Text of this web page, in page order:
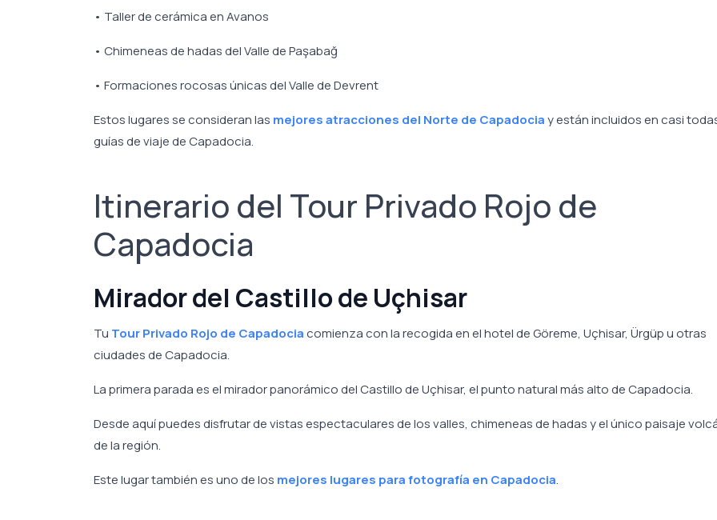
• Taller de cerámica en Avanos
• Chimeneas de hadas del Valle de Paşabağ
• Formaciones rocosas únicas del Valle de Devrent
Estos lugares se consideran las mejores atracciones del Norte de Capadociay están incluidos en casi
guías de viaje de Capadocia.
Itinerario del Tour Privado Rojo de
Capadocia
Mirador del Castillo de Uçhisar
Tu Tour Privado Rojo de Capadociacomienza con la recogida en el hotel de Göreme, Uçhisar, Ürgüp u otras
ciudades de Capadocia.
La primera parada es el mirador panorámico del Castillo de Uçhisar, el punto natural más alto de Capadocia.
Desde aquí puedes disfrutar de vistas espectaculares de los valles, chimeneas de hadas y el único paisaje
de la región.
Este lugar también es uno de los mejores lugares para fotografía en Capadocia.